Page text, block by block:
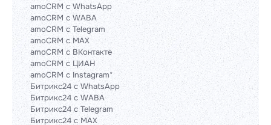
amoCRM с WhatsApp
amoCRM с WABA
amoCRM с Telegram
amoCRM с MAX
amoCRM с ВКонтакте
amoCRM с ЦИАН
amoCRM с Instagram*
Битрикс24 с WhatsApp
Битрикс24 с WABA
Битрикс24 с Telegram
Битрикс24 с MAX